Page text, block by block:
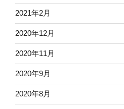
2021年2月
2020年12月
2020年11月
2020年9月
2020年8月